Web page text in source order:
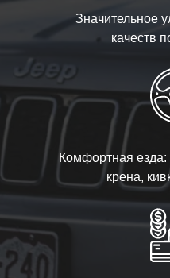
Значительное
качеств
Комфортная езда:
крена,